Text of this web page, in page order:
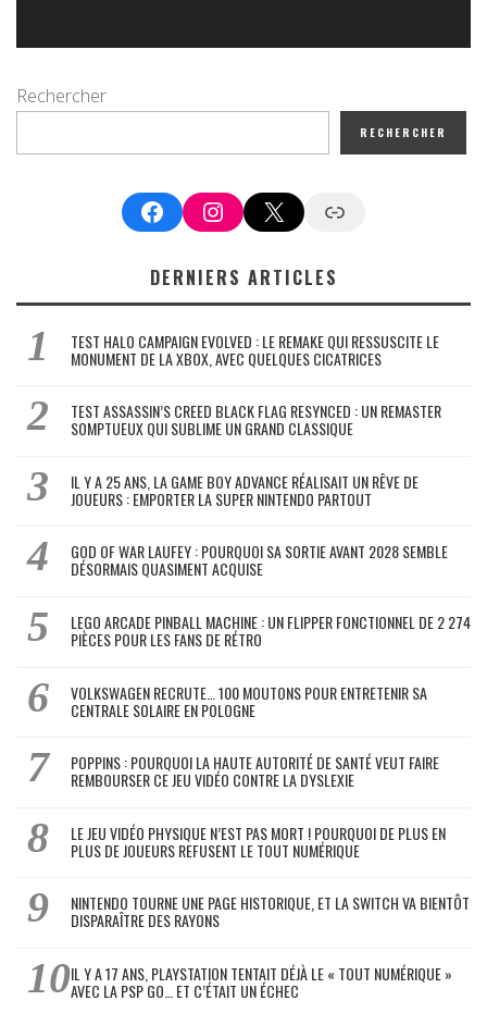
Rechercher
RECHERCHER
FacebookInstagram
X Google News
DERNIERS ARTICLES
TEST HALO CAMPAIGN EVOLVED : LE REMAKE QUI RESSUSCITE LE
MONUMENT DE LA XBOX, AVEC QUELQUES CICATRICES
TEST ASSASSIN’S CREED BLACK FLAG RESYNCED : UN REMASTER
SOMPTUEUX QUI SUBLIME UN GRAND CLASSIQUE
IL Y A 25 ANS, LA GAME BOY ADVANCE RÉALISAIT UN RÊVE DE
JOUEURS : EMPORTER LA SUPER NINTENDO PARTOUT
GOD OF WAR LAUFEY : POURQUOI SA SORTIE AVANT 2028 SEMBLE
DÉSORMAIS QUASIMENT ACQUISE
LEGO ARCADE PINBALL MACHINE : UN FLIPPER FONCTIONNEL DE 2 274
PIÈCES POUR LES FANS DE RÉTRO
VOLKSWAGEN RECRUTE… 100 MOUTONS POUR ENTRETENIR SA
CENTRALE SOLAIRE EN POLOGNE
POPPINS : POURQUOI LA HAUTE AUTORITÉ DE SANTÉ VEUT FAIRE
REMBOURSER CE JEU VIDÉO CONTRE LA DYSLEXIE
LE JEU VIDÉO PHYSIQUE N’EST PAS MORT ! POURQUOI DE PLUS EN
PLUS DE JOUEURS REFUSENT LE TOUT NUMÉRIQUE
NINTENDO TOURNE UNE PAGE HISTORIQUE, ET LA SWITCH VA BIENTÔT
DISPARAÎTRE DES RAYONS
IL Y A 17 ANS, PLAYSTATION TENTAIT DÉJÀ LE « TOUT NUMÉRIQUE »
AVEC LA PSP GO… ET C’ÉTAIT UN ÉCHEC